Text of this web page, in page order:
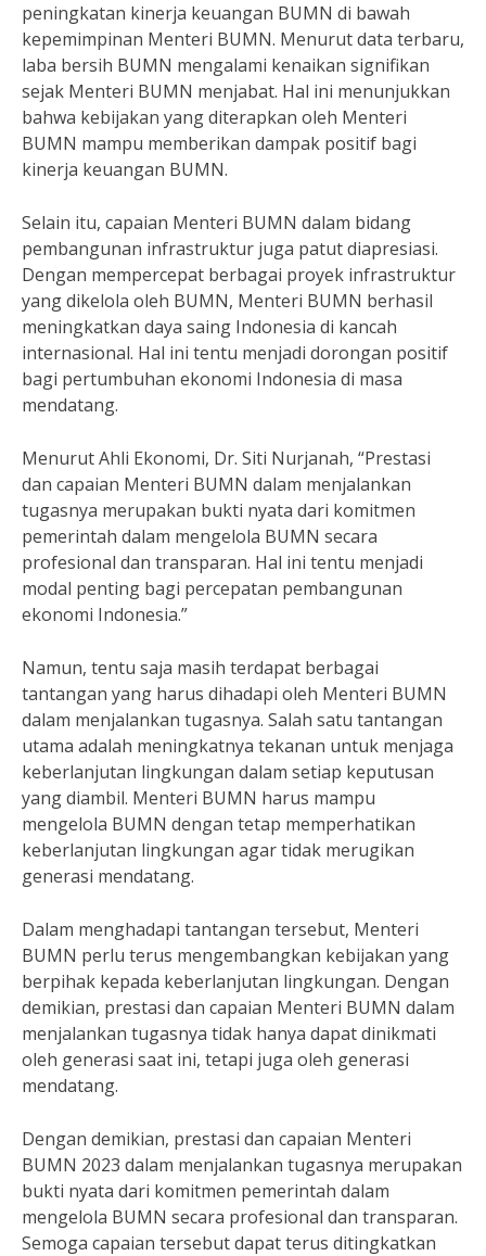
peningkatan kinerja keuangan BUMN di bawah
kepemimpinan Menteri BUMN. Menurut data terbaru,
laba bersih BUMN mengalami kenaikan signifikan
sejak Menteri BUMN menjabat. Hal ini menunjukkan
bahwa kebijakan yang diterapkan oleh Menteri
BUMN mampu memberikan dampak positif bagi
kinerja keuangan BUMN.
Selain itu, capaian Menteri BUMN dalam bidang
pembangunan infrastruktur juga patut diapresiasi.
Dengan mempercepat berbagai proyek infrastruktur
yang dikelola oleh BUMN, Menteri BUMN berhasil
meningkatkan daya saing Indonesia di kancah
internasional. Hal ini tentu menjadi dorongan positif
bagi pertumbuhan ekonomi Indonesia di masa
mendatang.
Menurut Ahli Ekonomi, Dr. Siti Nurjanah, “Prestasi
dan capaian Menteri BUMN dalam menjalankan
tugasnya merupakan bukti nyata dari komitmen
pemerintah dalam mengelola BUMN secara
profesional dan transparan. Hal ini tentu menjadi
modal penting bagi percepatan pembangunan
ekonomi Indonesia.”
Namun, tentu saja masih terdapat berbagai
tantangan yang harus dihadapi oleh Menteri BUMN
dalam menjalankan tugasnya. Salah satu tantangan
utama adalah meningkatnya tekanan untuk menjaga
keberlanjutan lingkungan dalam setiap keputusan
yang diambil. Menteri BUMN harus mampu
mengelola BUMN dengan tetap memperhatikan
keberlanjutan lingkungan agar tidak merugikan
generasi mendatang.
Dalam menghadapi tantangan tersebut, Menteri
BUMN perlu terus mengembangkan kebijakan yang
berpihak kepada keberlanjutan lingkungan. Dengan
demikian, prestasi dan capaian Menteri BUMN dalam
menjalankan tugasnya tidak hanya dapat dinikmati
oleh generasi saat ini, tetapi juga oleh generasi
mendatang.
Dengan demikian, prestasi dan capaian Menteri
BUMN 2023 dalam menjalankan tugasnya merupakan
bukti nyata dari komitmen pemerintah dalam
mengelola BUMN secara profesional dan transparan.
Semoga capaian tersebut dapat terus ditingkatkan